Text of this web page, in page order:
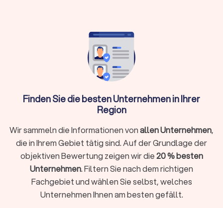
Was kostet ein Energieberater in Bebra?
Die Kosten für einen Energieberater variieren je nach Umfang
der Beratung und der Komplexität des Projekts. Für eine
umfassende Energieberatung eines Einfamilienhauses
zwischen € 800,- und € 1.500,-
Einzelmaßnahmen, wie die Beratung zur Fenster- oder
Dachdämmung, sind oft günstiger.
Förderung und Zuschüsse in Bebra
Staatliche Förderprogramme machen die Beauftragung eines
Energieberaters finanziell attraktiv, indem Sie einen
erheblichen Teil der Beratungskosten abdecken. Die KfW
bietet Förderungen für energetische Sanierungen und den
Einsatz von Energieberatern an. Das Bundesamt für
Wirtschaft und Ausfuhrkontrolle (BAFA) gewährt im Rahmen
Finden Sie die besten Unternehmen in Ihrer
Region
Wir sammeln die Informationen vonallen Unternehmen,
die in Ihrem Gebiet tätig sind. Auf der Grundlage der
objektiven Bewertung zeigen wir die20 % besten
Unternehmen. Filtern Sie nach dem richtigen
Fachgebiet und wählen Sie selbst, welches
Unternehmen Ihnen am besten gefällt.